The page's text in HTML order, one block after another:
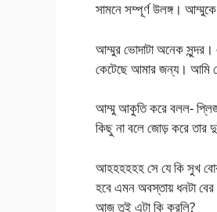
সামনে সম্পূর্ণ উলঙ্গ।
আম্মুর ভোদাটা অনেক
কেটেছে আমার জন্য। আমি
আম্মু আকুতি করে বলল- প্লিজ
কিছু না বলে জোড় করে তার
আহহহহহহ সে যে কি সুখ
হবে এমন অবস্তায় ধনটা
আজ তুই এটা কি করলি?